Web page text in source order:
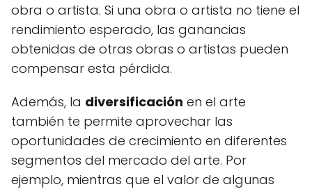
obra o artista. Si una obra o artista no tiene el
rendimiento esperado, las ganancias
obtenidas de otras obras o artistas pueden
compensar esta pérdida.
Además, la diversificación en el arte
también te permite aprovechar las
oportunidades de crecimiento en diferentes
segmentos del mercado del arte. Por
ejemplo, mientras que el valor de algunas